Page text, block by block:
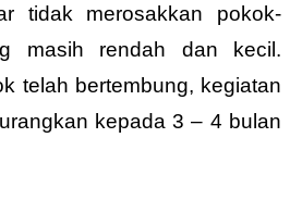
tidak merosakkan pokok-
masih rendah dan kecil.
telah bertembung, kegiatan
kepada 3 – 4 bulan